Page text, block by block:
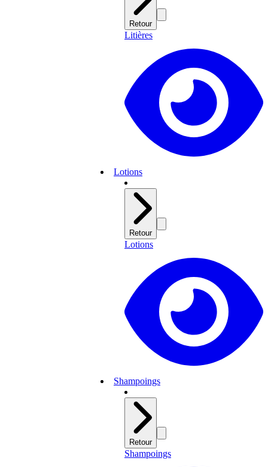
Retour
Litières
Lotions
Retour
Lotions
Shampoings
Retour
Shampoings